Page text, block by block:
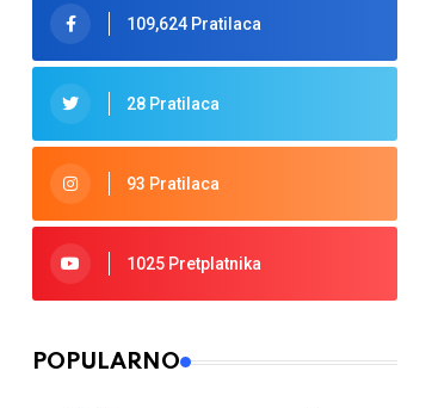
109,624 Pratilaca
28 Pratilaca
93 Pratilaca
1025 Pretplatnika
POPULARNO